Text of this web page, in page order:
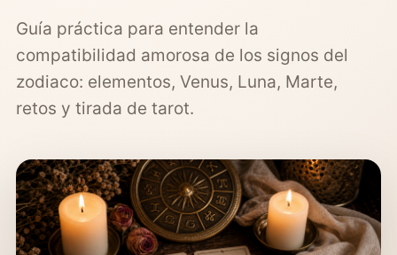
Guía práctica para entender la
compatibilidad amorosa de los signos del
zodiaco: elementos, Venus, Luna, Marte,
retos y tirada de tarot.